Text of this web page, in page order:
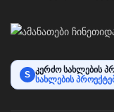
S კერძო სახლების
სახლების